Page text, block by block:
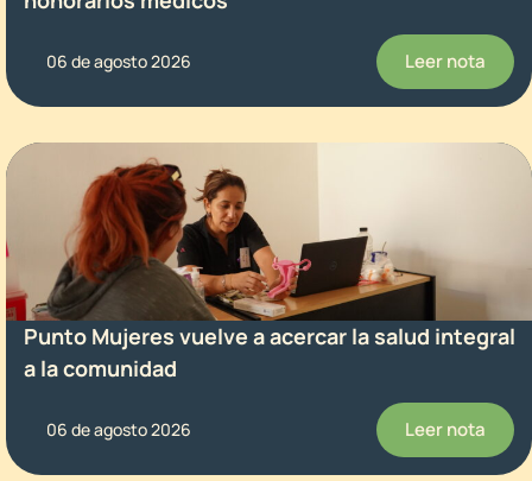
06 de agosto 2026 Leer nota
Punto Mujeres vuelve a acercar la salud integral
a la comunidad
06 de agosto 2026 Leer nota